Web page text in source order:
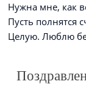
Нужна мне, как
Пусть полнятся
Целую. Люблю